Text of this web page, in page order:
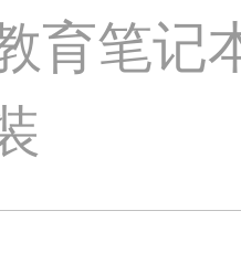
育笔记